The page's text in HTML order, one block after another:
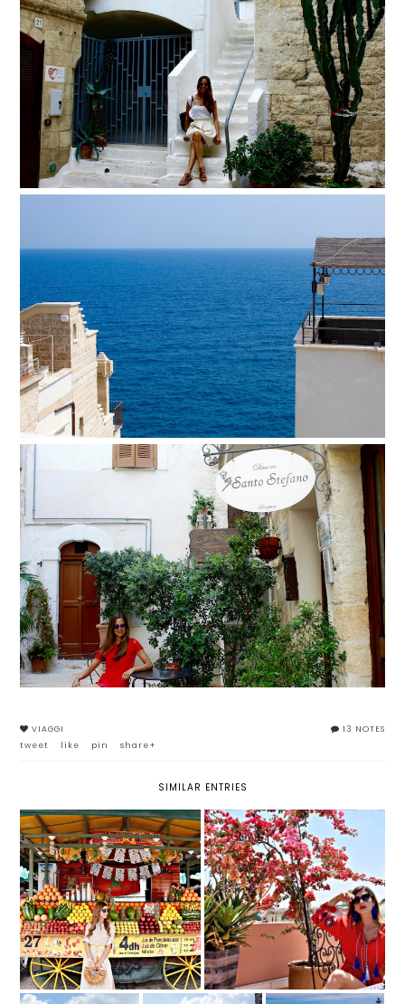
13 NOTES
VIAGGI
tweet
like pin share+
SIMILAR ENTRIES
RIGHE BIANCHE E MARRONI
NELLA COLORATISSIMA
MARRAKECH
ALLA SCOPERTA DI
MARRAKECH: LA BELLEZZA
DELLA MEDINA